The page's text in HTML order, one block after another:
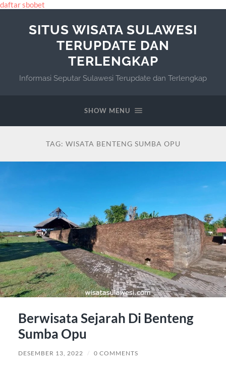
daftar sbobet
SITUS WISATA SULAWESI
TERUPDATE DAN
TERLENGKAP
Informasi Seputar Sulawesi Terupdate dan Terlengkap
SHOW MENU
TAG: WISATA BENTENG SUMBA OPU
Berwisata Sejarah Di Benteng
Sumba Opu
DESEMBER 13, 2022 / 0 COMMENTS